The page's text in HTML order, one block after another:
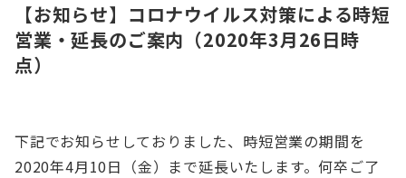
【お知らせ】コロナウイルス対策による時短
営業・延長のご案内（2020年3月26日時
点）
下記でお知らせしておりました、時短営業の期間を
2020年4月10日（金）まで延長いたします。何卒ご了